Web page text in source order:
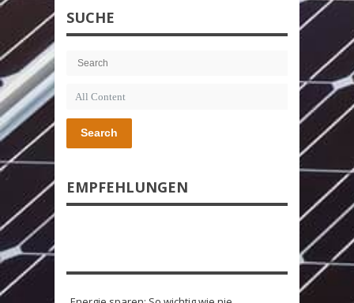
SUCHE
Search
EMPFEHLUNGEN